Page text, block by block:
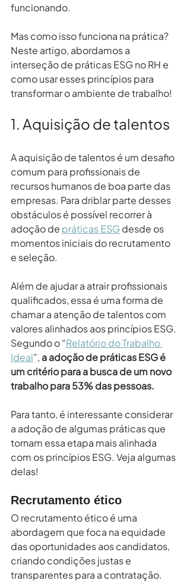
funcionando.
Mas como isso funciona na prática?
Neste artigo, abordamos a
interseção de práticas ESG no RH e
como usar esses princípios para
transformar o ambiente de trabalho!
1. Aquisição de talentos
A aquisição de talentos é um desafio
comum para profissionais de
recursos humanos de boa parte das
empresas. Para driblar parte desses
obstáculos é possível recorrer à
adoção de práticas ESG desde os
momentos iniciais do recrutamento
e seleção.
Além de ajudar a atrair profissionais
qualificados, essa é uma forma de
chamar a atenção de talentos com
valores alinhados aos princípios ESG.
Segundo o “Relatório do Trabalho
Ideal”, a adoção de práticas ESG é
um critério para a busca de um novo
trabalho para 53% das pessoas.
Para tanto, é interessante considerar
a adoção de algumas práticas que
tornam essa etapa mais alinhada
com os princípios ESG. Veja algumas
delas!
Recrutamento ético
O recrutamento ético é uma
abordagem que foca na equidade
das oportunidades aos candidatos,
criando condições justas e
transparentes para a contratação.